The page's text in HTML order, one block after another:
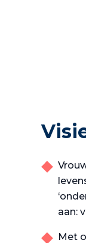
aan:
Met